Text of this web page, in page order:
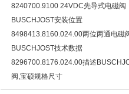
8240700.9100 24VDC先导式电磁阀
BUSCHJOST安装位置
8498413.8160.024.00两位两通电磁
BUSCHJOST技术数据
8296700.8176.024.00描述
阀,宝硕规格尺寸